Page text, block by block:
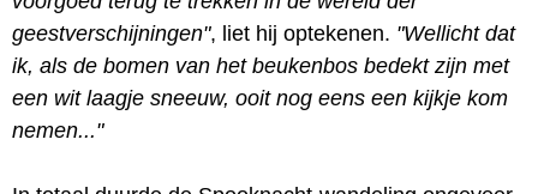
geestverschijningen", liet hij optekenen. "Wellicht dat
ik, als de bomen van het beukenbos bedekt zijn met
een wit laagje sneeuw, ooit nog eens een kijkje kom
nemen..."